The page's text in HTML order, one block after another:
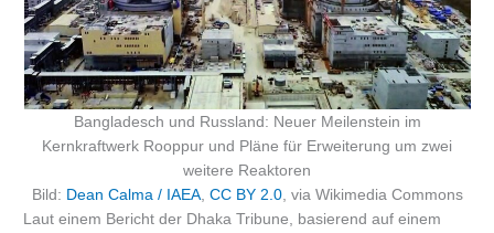
Bangladesch und Russland: Neuer Meilenstein im
Kernkraftwerk Rooppur und Pläne für Erweiterung um zwei
weitere Reaktoren
Bild: Dean Calma / IAEA, CC BY 2.0, via Wikimedia Commons
Laut einem Bericht der Dhaka Tribune, basierend auf einem